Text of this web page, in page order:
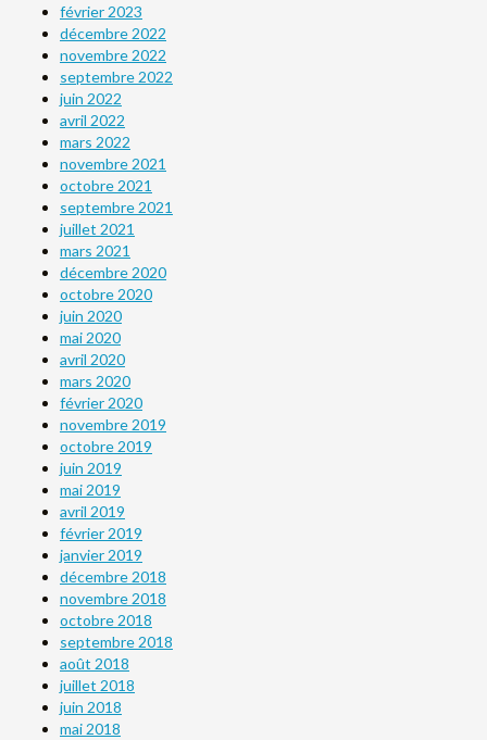
février 2023
décembre 2022
novembre 2022
septembre 2022
juin 2022
avril 2022
mars 2022
novembre 2021
octobre 2021
septembre 2021
juillet 2021
mars 2021
décembre 2020
octobre 2020
juin 2020
mai 2020
avril 2020
mars 2020
février 2020
novembre 2019
octobre 2019
juin 2019
mai 2019
avril 2019
février 2019
janvier 2019
décembre 2018
novembre 2018
octobre 2018
septembre 2018
août 2018
juillet 2018
juin 2018
mai 2018